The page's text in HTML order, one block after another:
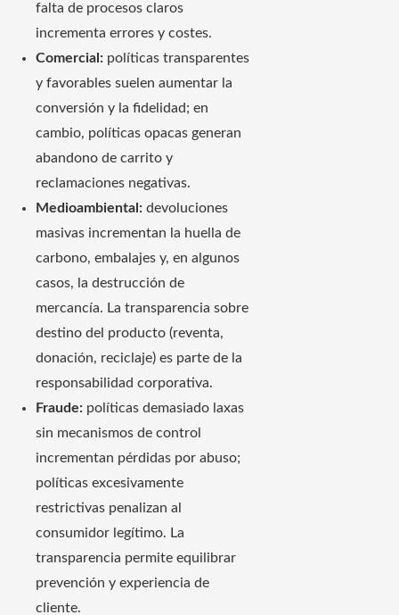
falta de procesos claros
incrementa errores y costes.
Comercial: políticas transparentes
y favorables suelen aumentar la
conversión y la fidelidad; en
cambio, políticas opacas generan
abandono de carrito y
reclamaciones negativas.
Medioambiental: devoluciones
masivas incrementan la huella de
carbono, embalajes y, en algunos
casos, la destrucción de
mercancía. La transparencia sobre
destino del producto (reventa,
donación, reciclaje) es parte de la
responsabilidad corporativa.
Fraude: políticas demasiado laxas
sin mecanismos de control
incrementan pérdidas por abuso;
políticas excesivamente
restrictivas penalizan al
consumidor legítimo. La
transparencia permite equilibrar
prevención y experiencia de
cliente.